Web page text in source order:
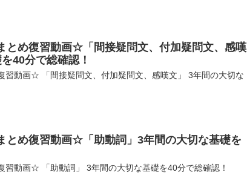
とめ復習動画☆「間接疑問文、付加疑問文、感嘆
40分で総確認！
習動画☆ 「間接疑問文、付加疑問文、感嘆文」 3年間の大切な
とめ復習動画☆「助動詞」3年間の大切な基礎を
習動画☆ 「助動詞」 3年間の大切な基礎を40分で総確認！